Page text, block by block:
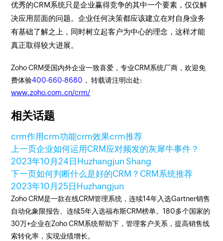
优秀的CRM系统只是企业赢得竞争的其中一个要素，仅仅解
决应用层面的问题。企业任何决策都应该建立在对自身业务
有基础了解之上，同时树立起客户为中心的理念，这样才能
真正取得较大进展。
Zoho CRM受国内外企业一致喜爱，专业CRM系统厂商，欢迎免
费体验400-660-8680 ， 转载请注明出处:
www.zoho.com.cn/crm/
相关话题
crm作用crm功能crm效果crm推荐
上一页企业如何运用CRM应对频发的灰犀牛事件？
2023年10月24日 Huzhangjun Shang
下一页如何判断什么是好的CRM？CRM系统推荐
2023年10月25日 Huzhangjun
Zoho CRM是一款在线CRM管理系统，连续14年入选Gartner销售
自动化象限报告、连续5年入选福布斯CRM榜单。180多个国家的
30万+企业在Zoho CRM系统帮助下，管理客户关系，提高销售线
索转化率，实现业绩增长。